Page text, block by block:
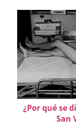
¿Por qué se
San